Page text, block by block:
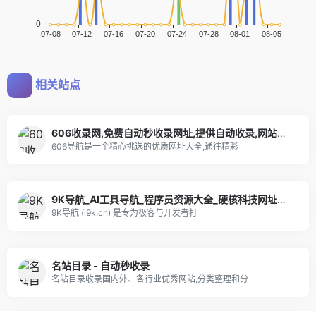
相关站点
606收录网,免费自动秒收录网址,提供自动收录,网站导航大全源码,自动链,友情链接交换。
606导航是一个精心挑选的优质网址大全,通往精彩
9K导航_AI工具导航_程序员资源大全_硬核科技网址导航
9K导航 (i9k.cn) 是专为极客与开发者打
名站目录 - 自动秒收录
名站目录收录国内外、各行业优秀网站,分类整理和分